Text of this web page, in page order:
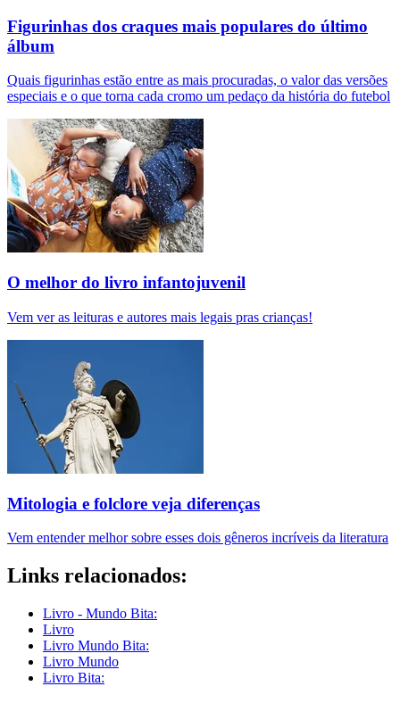
Figurinhas dos craques mais populares do último
álbum
Quais figurinhas estão entre as mais procuradas, o valor das versões
especiais e o que torna cada cromo um pedaço da história do futebol
O melhor do livro infantojuvenil
Vem ver as leituras e autores mais legais pras crianças!
Mitologia e folclore veja diferenças
Vem entender melhor sobre esses dois gêneros incríveis da literatura
Links relacionados:
Livro - Mundo Bita:
Livro
Livro Mundo Bita:
Livro Mundo
Livro Bita: